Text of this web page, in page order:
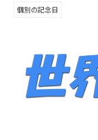
個別の記念日